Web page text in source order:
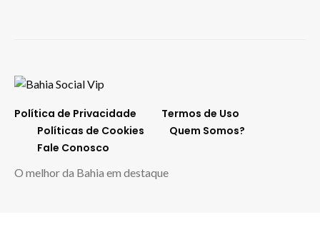
Política de Privacidade
Termos de Uso
Políticas de Cookies
Quem Somos?
Fale Conosco
O melhor da Bahia em destaque